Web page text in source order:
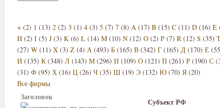
+ (2) 1 (13) 2 (2) 3 (1) 4 (3) 5 (7) 7 (8) A (17) B (15) C (11) D (16) E
H (2) I (5) J (3) K (6) L (14) M (10) N (12) O (2) P (7) R (12) S (35)
(27) W (11) X (3) Z (4) А (493) Б (165) В (342) Г (165) Д (170) Е
И (135) К(348) Л (143) М (296) Н (109) О (121) П (261) Р (190) С
(31) Ф (95) Х (16) Ц (26) Ч (35) Ш (19) Э (132) Ю (70) Я (20)
Все фирмы
Заголовок
Субъект РФ